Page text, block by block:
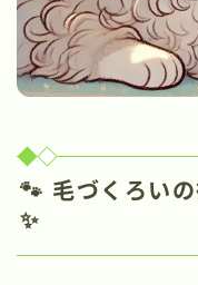
🐾 毛づくろい
✨